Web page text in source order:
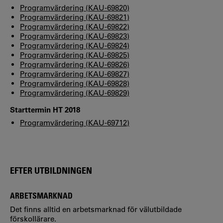
Programvärdering (KAU-69820)
Programvärdering (KAU-69821)
Programvärdering (KAU-69822)
Programvärdering (KAU-69823)
Programvärdering (KAU-69824)
Programvärdering (KAU-69825)
Programvärdering (KAU-69826)
Programvärdering (KAU-69827)
Programvärdering (KAU-69828)
Programvärdering (KAU-69829)
Starttermin HT 2018
Programvärdering (KAU-69712)
EFTER UTBILDNINGEN
ARBETSMARKNAD
Det finns alltid en arbetsmarknad för välutbildade
förskollärare.